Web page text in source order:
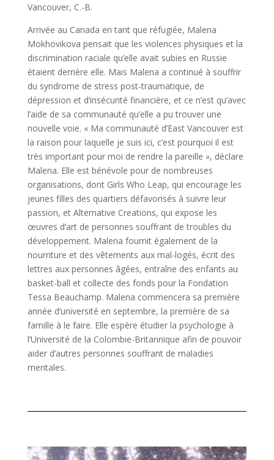
Vancouver, C.-B.
Arrivée au Canada en tant que réfugiée, Malena
Mokhovikova pensait que les violences physiques et la
discrimination raciale qu’elle avait subies en Russie
étaient derrière elle. Mais Malena a continué à souffrir
du syndrome de stress post-traumatique, de
dépression et d’insécurité financière, et ce n’est qu’avec
l’aide de sa communauté qu’elle a pu trouver une
nouvelle voie. « Ma communauté d’East Vancouver est
la raison pour laquelle je suis ici, c’est pourquoi il est
très important pour moi de rendre la pareille », déclare
Malena. Elle est bénévole pour de nombreuses
organisations, dont Girls Who Leap, qui encourage les
jeunes filles des quartiers défavorisés à suivre leur
passion, et Alternative Creations, qui expose les
œuvres d’art de personnes souffrant de troubles du
développement. Malena fournit également de la
nourriture et des vêtements aux mal-logés, écrit des
lettres aux personnes âgées, entraîne des enfants au
basket-ball et collecte des fonds pour la Fondation
Tessa Beauchamp. Malena commencera sa première
année d’université en septembre, la première de sa
famille à le faire. Elle espère étudier la psychologie à
l’Université de la Colombie-Britannique afin de pouvoir
aider d’autres personnes souffrant de maladies
mentales.